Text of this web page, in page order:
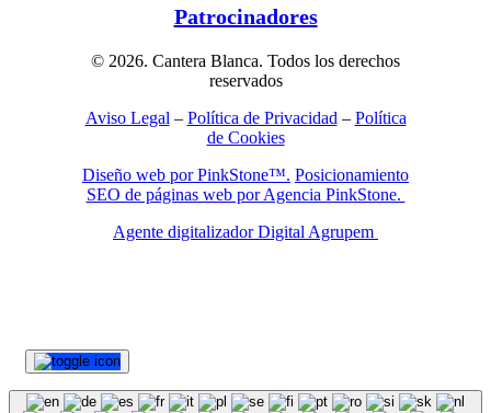
Patrocinadores
© 2026. Cantera Blanca. Todos los derechos
reservados
Aviso Legal – Política de Privacidad – Política
de Cookies
Diseño web por PinkStone™. Posicionamiento
SEO de páginas web por Agencia PinkStone.
Agente digitalizador Digital Agrupem